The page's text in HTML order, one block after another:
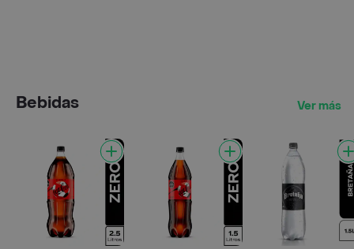
Bebidas Ver más